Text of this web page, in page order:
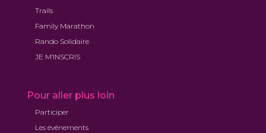
Trails
Family Marathon
Rando Solidaire
JE M’INSCRIS
Pour aller plus loin
Participer
Les événements